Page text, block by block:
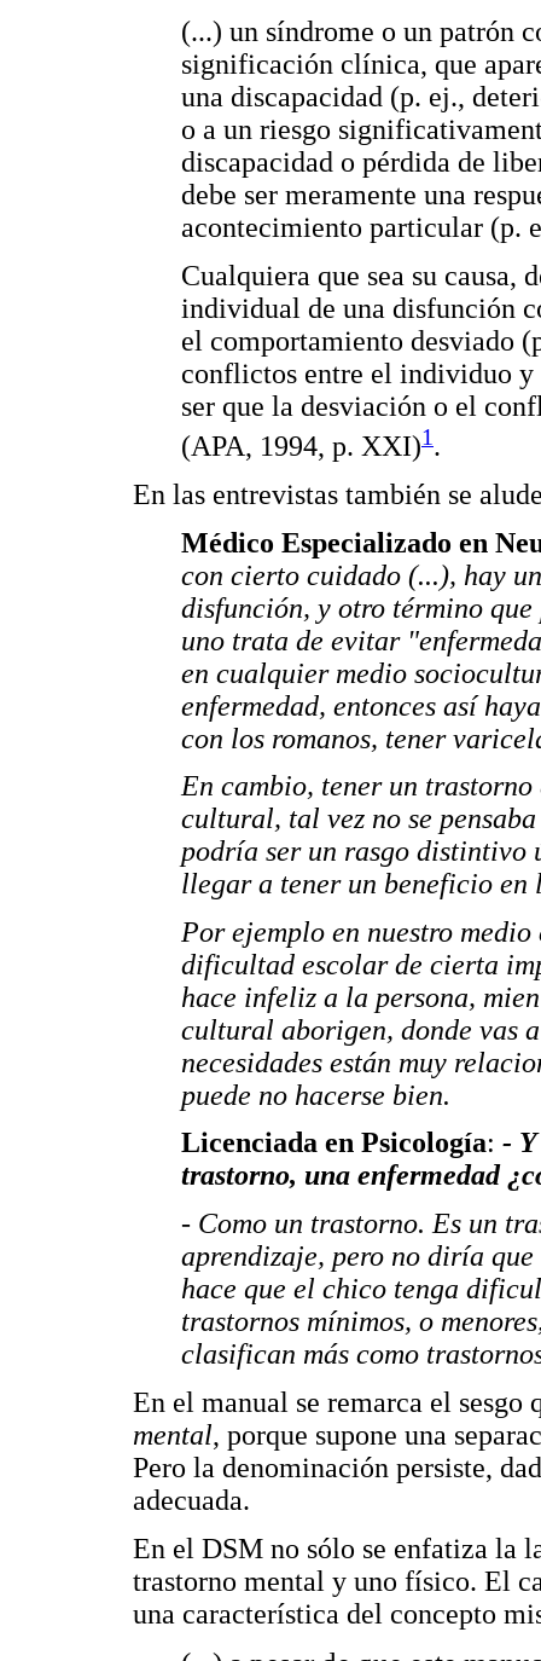
(...) un síndrome o un patrón
significación clínica, que
una discapacidad (p. ej.,
o a un riesgo
discapacidad o pérdida de
debe ser meramente una
acontecimiento particular (p.
Cualquiera que sea su causa,
individual de una disfunción
el comportamiento desviado
conflictos entre el individuo y
ser que la desviación o el
(APA, 1994, p. XXI)1.
En las entrevistas también se
Médico Especializado en
con cierto cuidado (...), hay
disfunción, y otro término
uno trata de evitar
en cualquier medio
enfermedad, entonces así
con los romanos, tener
En cambio, tener un
cultural, tal vez no se
podría ser un rasgo
llegar a tener un beneficio en
Por ejemplo en nuestro
dificultad escolar de cierta
hace infeliz a la persona,
cultural aborigen, donde vas
necesidades están muy
puede no hacerse bien.
Licenciada en Psicología: -
trastorno, una enfermedad
- Como un trastorno. Es un
aprendizaje, pero no diría que
hace que el chico tenga
trastornos mínimos, o
clasifican más como
En el manual se remarca el
mental, porque supone una
Pero la denominación persiste,
adecuada.
En el DSM no sólo se enfatiza la
trastorno mental y uno físico. El
una característica del concepto